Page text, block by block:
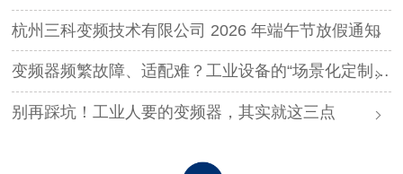
杭州三科变频技术有限公司 2026 年端午节放假通知
变频器频繁故障、适配难？工业设备的“场景化定制”，才是破局关键
别再踩坑！工业人要的变频器，其实就这三点